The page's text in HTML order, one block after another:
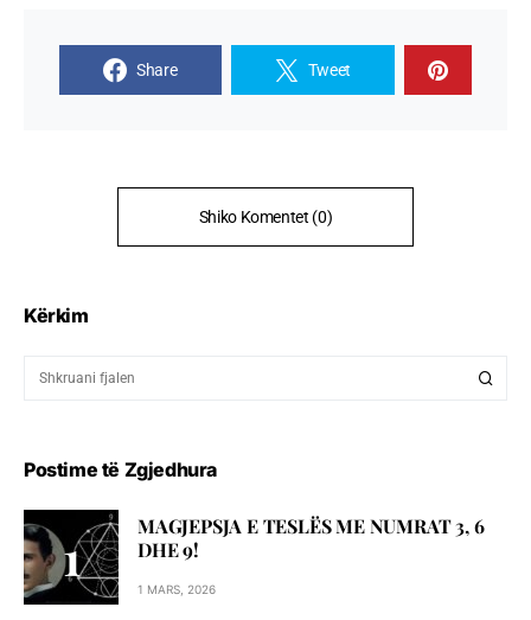
Share Tweet
Shiko Komentet (0)
Kërkim
Postime të Zgjedhura
MAGJEPSJA E TESLËS ME NUMRAT 3, 6
DHE 9!
1 MARS, 2026